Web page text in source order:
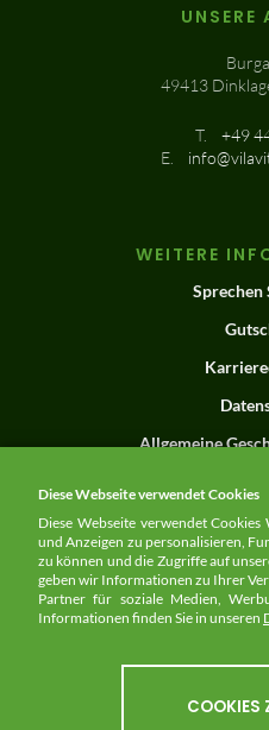
UNSERE
49413
T.
+49
E.
VILA
WEITERE
Sprechen
Allgemeine
Diese Webseite verwendet Cookies
Diese Webseite verwendet
und Anzeigen zu personalisieren,
zu können und die Zugriffe auf
geben wir Informationen zu Ihrer
Partner für soziale Medien,
Informationen finden Sie in unseren
COOKIES